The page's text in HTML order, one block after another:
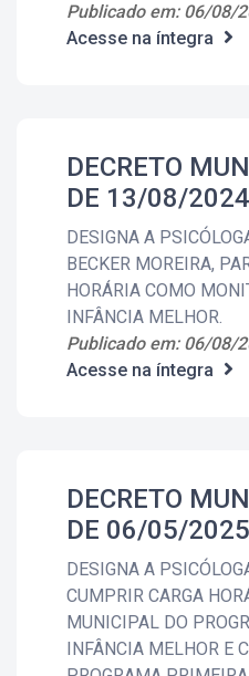
Publicado em: 06/08/
Acesse na íntegra
DECRETO
DE 13/08/2024
DESIGNA A
BECKER MOREIRA,
HORÁRIA COMO
INFÂNCIA MELHOR.
Publicado em: 06/08/
Acesse na íntegra
DECRETO
DE 06/05/2025
DESIGNA A
CUMPRIR CARGA
MUNICIPAL DO
INFÂNCIA MELHOR E